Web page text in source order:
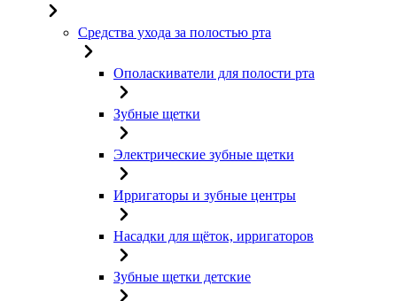
Средства ухода за полостью рта
Ополаскиватели для полости рта
Зубные щетки
Электрические зубные щетки
Ирригаторы и зубные центры
Насадки для щёток, ирригаторов
Зубные щетки детские